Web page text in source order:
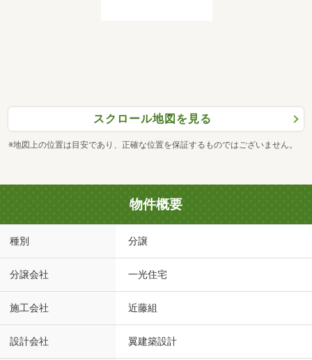
スクロール地図を見る
※地図上の位置は目安であり、正確な位置を保証するものではございません。
物件概要
種別 分譲
分譲会社 一光住宅
施工会社 近藤組
設計会社 翼建築設計